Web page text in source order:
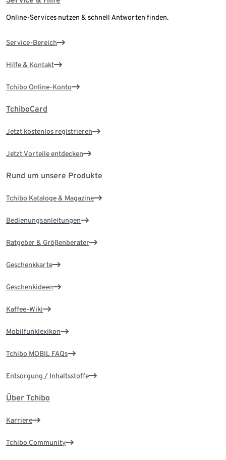
Online-Services nutzen & schnell Antworten finden.
Service-Bereich
Hilfe & Kontakt
Tchibo Online-Konto
TchiboCard
Jetzt kostenlos registrieren
Jetzt Vorteile entdecken
Rund um unsere Produkte
Tchibo Kataloge & Magazine
Bedienungsanleitungen
Ratgeber & Größenberater
Geschenkkarte
Geschenkideen
Kaffee-Wiki
Mobilfunklexikon
Tchibo MOBIL FAQs
Entsorgung / Inhaltsstoffe
Über Tchibo
Karriere
Tchibo Community